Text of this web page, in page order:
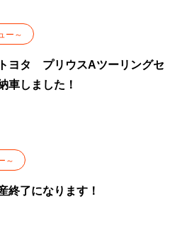
ー～
ヨタ プリウスAツーリングセ
しました！
～
終了になります！